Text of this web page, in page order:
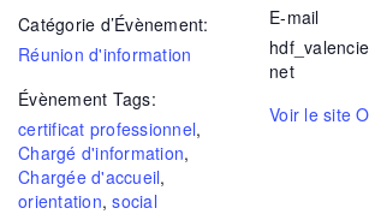
Catégorie d’Évènement:
Réunion d'information
Évènement Tags:
certificat professionnel,
Chargé d'information,
Chargée d'accueil,
orientation,social
E-mail
net
Voir le site